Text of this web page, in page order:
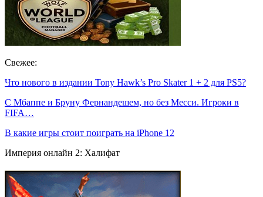
Свежее:
Что нового в издании Tony Hawk’s Pro Skater 1 + 2 для PS5?
С Мбаппе и Бруну Фернандешем, но без Месси. Игроки в
FIFA…
В какие игры стоит поиграть на iPhone 12
Империя онлайн 2: Халифат